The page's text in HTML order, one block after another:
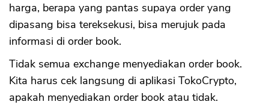
harga, berapa yang pantas supaya order yang
dipasang bisa tereksekusi, bisa merujuk pada
informasi di order book.
Tidak semua exchange menyediakan order book.
Kita harus cek langsung di aplikasi TokoCrypto,
apakah menyediakan order book atau tidak.
OK
CANCEL